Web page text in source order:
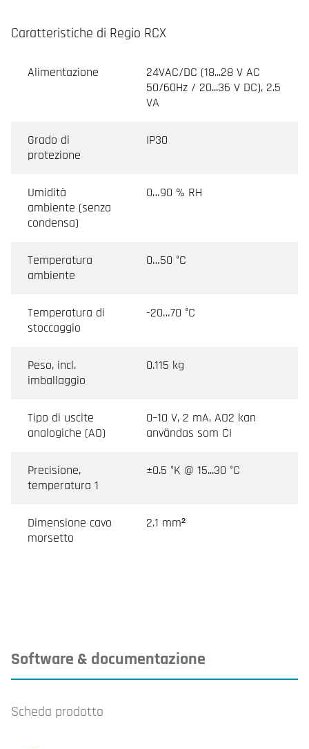
Caratteristiche di Regio RCX
Alimentazione
24VAC/DC (18...28 V AC
50/60Hz / 20...36 V DC), 2.5
VA
Grado di
protezione
IP30
Umidità
ambiente (senza
condensa)
0…90 % RH
Temperatura
ambiente
0…50 °C
Temperatura di
stoccaggio
-20…70 °C
Peso, incl.
imballaggio
0.115 kg
Tipo di uscite
analogiche (AO)
0–10 V, 2 mA, AO2 kan
användas som CI
Precisione,
temperatura 1
±0.5 °K @ 15...30 °C
Dimensione cavo
morsetto
2.1 mm²
Software & documentazione
Scheda prodotto